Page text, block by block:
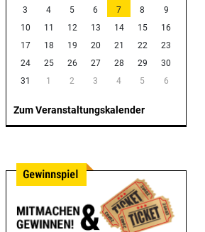
3
4 5 6 7 8
9
10
11 12 13 14 15
16
17
18 19 20 21 22
23
24
25 26 27 28 29
30
31
1 2 3 4 5 6
Zum Veranstaltungskalender